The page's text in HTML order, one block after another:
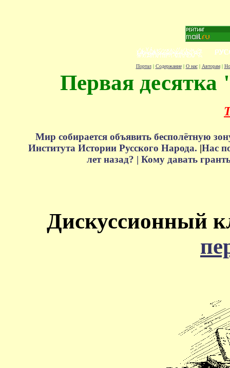
Портал| Содержание| О нас| Авторам|
Первая десятка
Мир собирается объявить бесполётную
Института Истории Русского Народа. |Нас
лет назад? | Кому давать
Дискуссионный